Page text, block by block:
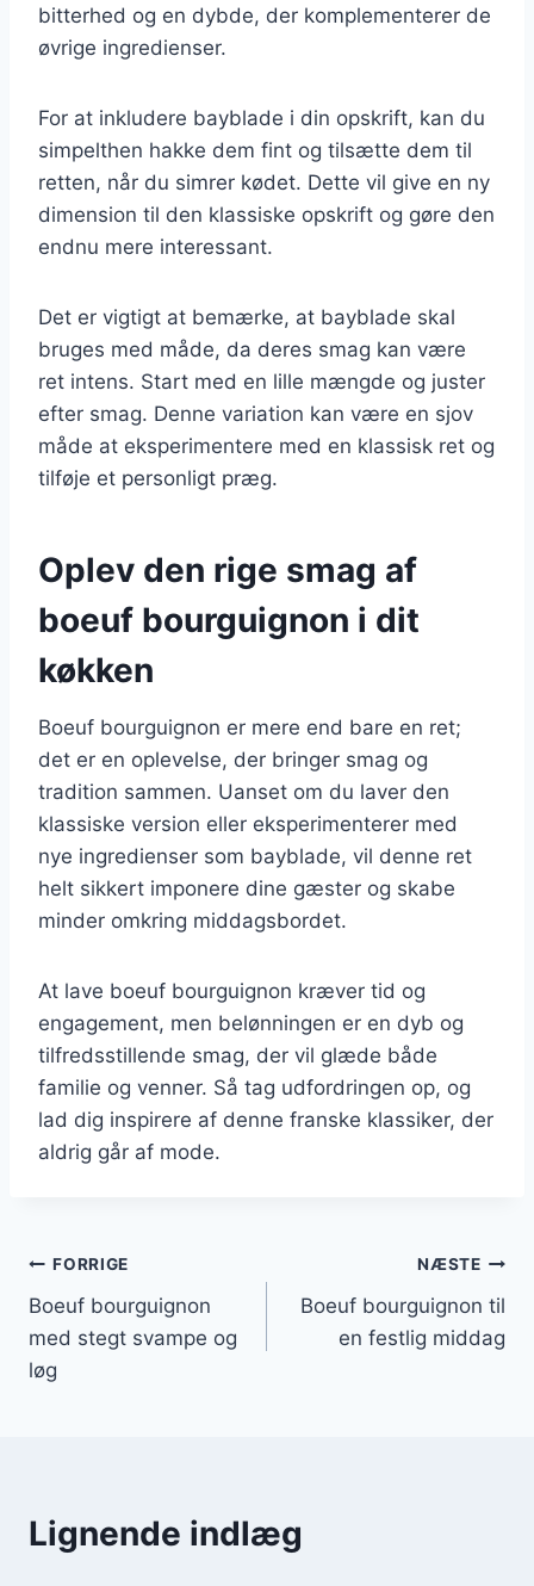
bitterhed og en dybde, der komplementerer de
øvrige ingredienser.
For at inkludere bayblade i din opskrift, kan du
simpelthen hakke dem fint og tilsætte dem til
retten, når du simrer kødet. Dette vil give en ny
dimension til den klassiske opskrift og gøre den
endnu mere interessant.
Det er vigtigt at bemærke, at bayblade skal
bruges med måde, da deres smag kan være
ret intens. Start med en lille mængde og juster
efter smag. Denne variation kan være en sjov
måde at eksperimentere med en klassisk ret og
tilføje et personligt præg.
Oplev den rige smag af
boeuf bourguignon i dit
køkken
Boeuf bourguignon er mere end bare en ret;
det er en oplevelse, der bringer smag og
tradition sammen. Uanset om du laver den
klassiske version eller eksperimenterer med
nye ingredienser som bayblade, vil denne ret
helt sikkert imponere dine gæster og skabe
minder omkring middagsbordet.
At lave boeuf bourguignon kræver tid og
engagement, men belønningen er en dyb og
tilfredsstillende smag, der vil glæde både
familie og venner. Så tag udfordringen op, og
lad dig inspirere af denne franske klassiker, der
aldrig går af mode.
Indlægsnavigation
FORRIGE
Boeuf bourguignon
med stegt svampe og
løg
NÆSTE
Boeuf bourguignon til
en festlig middag
Lignende indlæg